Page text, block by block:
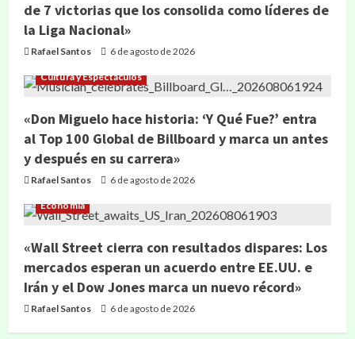
de 7 victorias que los consolida como líderes de
la Liga Nacional»
Rafael Santos 6 de agosto de 2026
Cultura y Espectáculos
«Don Miguelo hace historia: ‘Y Qué Fue?’ entra
al Top 100 Global de Billboard y marca un antes
y después en su carrera»
Rafael Santos 6 de agosto de 2026
Economía
«Wall Street cierra con resultados dispares: Los
mercados esperan un acuerdo entre EE.UU. e
Irán y el Dow Jones marca un nuevo récord»
Rafael Santos 6 de agosto de 2026